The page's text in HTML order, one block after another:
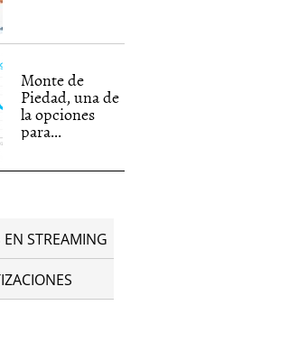
Monte de
Piedad, una de
la opciones
para...
EN STREAMING